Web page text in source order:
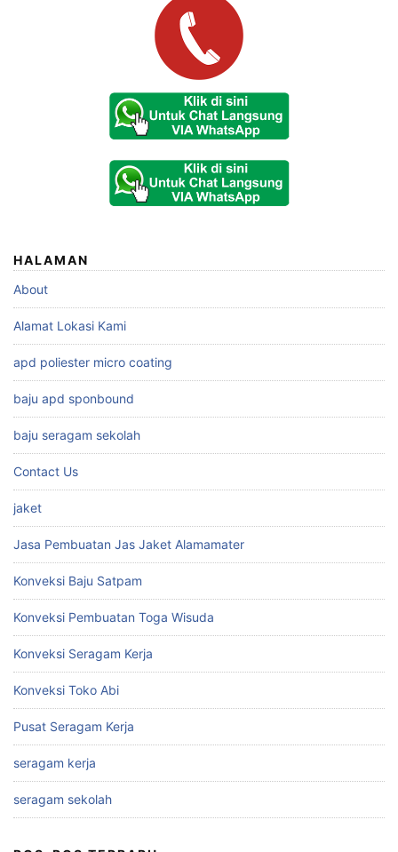
HALAMAN
About
Alamat Lokasi Kami
apd poliester micro coating
baju apd sponbound
baju seragam sekolah
Contact Us
jaket
Jasa Pembuatan Jas Jaket Alamamater
Konveksi Baju Satpam
Konveksi Pembuatan Toga Wisuda
Konveksi Seragam Kerja
Konveksi Toko Abi
Pusat Seragam Kerja
seragam kerja
seragam sekolah